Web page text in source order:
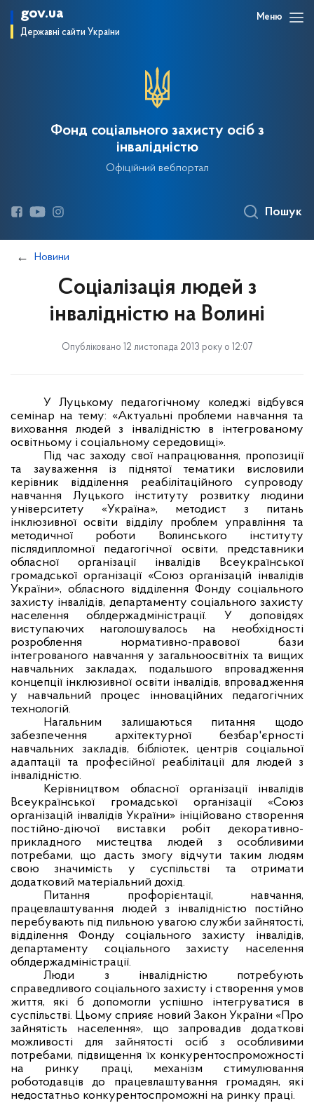
gov.ua
Державні сайти України
Меню
Фонд соціального захисту осіб з
інвалідністю
Офіційний вебпортал
Пошук
Новини
Соціалізація людей з
інвалідністю на Волині
Опубліковано 12 листопада 2013 року о 12:07
У Луцькому педагогічному коледжі відбувся
семінар на тему: «Актуальні проблеми навчання та
виховання людей з інвалідністю в інтегрованому
освітньому і соціальному середовищі».
Під час заходу свої напрацювання, пропозиції
та зауваження із піднятої тематики висловили
керівник відділення реабілітаційного супроводу
навчання Луцького інституту розвитку людини
університету «Україна», методист з питань
інклюзивної освіти відділу проблем управління та
методичної роботи Волинського інституту
післядипломної педагогічної освіти, представники
обласної організації інвалідів Всеукраїнської
громадської організації «Союз організацій інвалідів
України», обласного відділення Фонду соціального
захисту інвалідів, департаменту соціального захисту
населення облдержадміністрації. У доповідях
виступаючих наголошувалось на необхідності
розроблення нормативно-правової бази
інтегрованого навчання у загальноосвітніх та вищих
навчальних закладах, подальшого впровадження
концепції інклюзивної освіти інвалідів, впровадження
у навчальний процес інноваційних педагогічних
технологій.
Нагальним залишаються питання щодо
забезпечення архітектурної безбар'єрності
навчальних закладів, бібліотек, центрів соціальної
адаптації та професійної реабілітації для людей з
інвалідністю.
Керівництвом обласної організації інвалідів
Всеукраїнської громадської організації «Союз
організацій інвалідів України» ініційовано створення
постійно-діючої виставки робіт декоративно-
прикладного мистецтва людей з особливими
потребами, що дасть змогу відчути таким людям
свою значимість у суспільстві та отримати
додатковий матеріальний дохід.
Питання профорієнтації, навчання,
працевлаштування людей з інвалідністю постійно
перебувають під пильною увагою служби зайнятості,
відділення Фонду соціального захисту інвалідів,
департаменту соціального захисту населення
облдержадміністрації.
Люди з інвалідністю потребують
справедливого соціального захисту і створення умов
життя, які б допомогли успішно інтегруватися в
суспільстві. Цьому сприяє новий Закон України «Про
зайнятість населення», що запровадив додаткові
можливості для зайнятості осіб з особливими
потребами, підвищення їх конкурентоспроможності
на ринку праці, механізм стимулювання
роботодавців до працевлаштування громадян, які
недостатньо конкурентоспроможні на ринку праці.